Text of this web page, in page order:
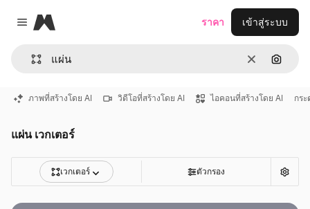
Close menu
Magnific
ชัดเจนค้นหา
ราคา เข้าสู่ระบบ
ภาพที่สร้างโดย AI วิดีโอที่สร้างโดย AI ไอคอนที่สร้างโดย AI กร
แผ่น เวกเตอร์
เวกเตอร์ ตัวกรอง